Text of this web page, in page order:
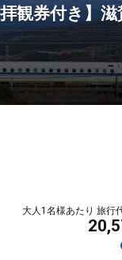
拝観券付き】
大人1名様あたり 旅行